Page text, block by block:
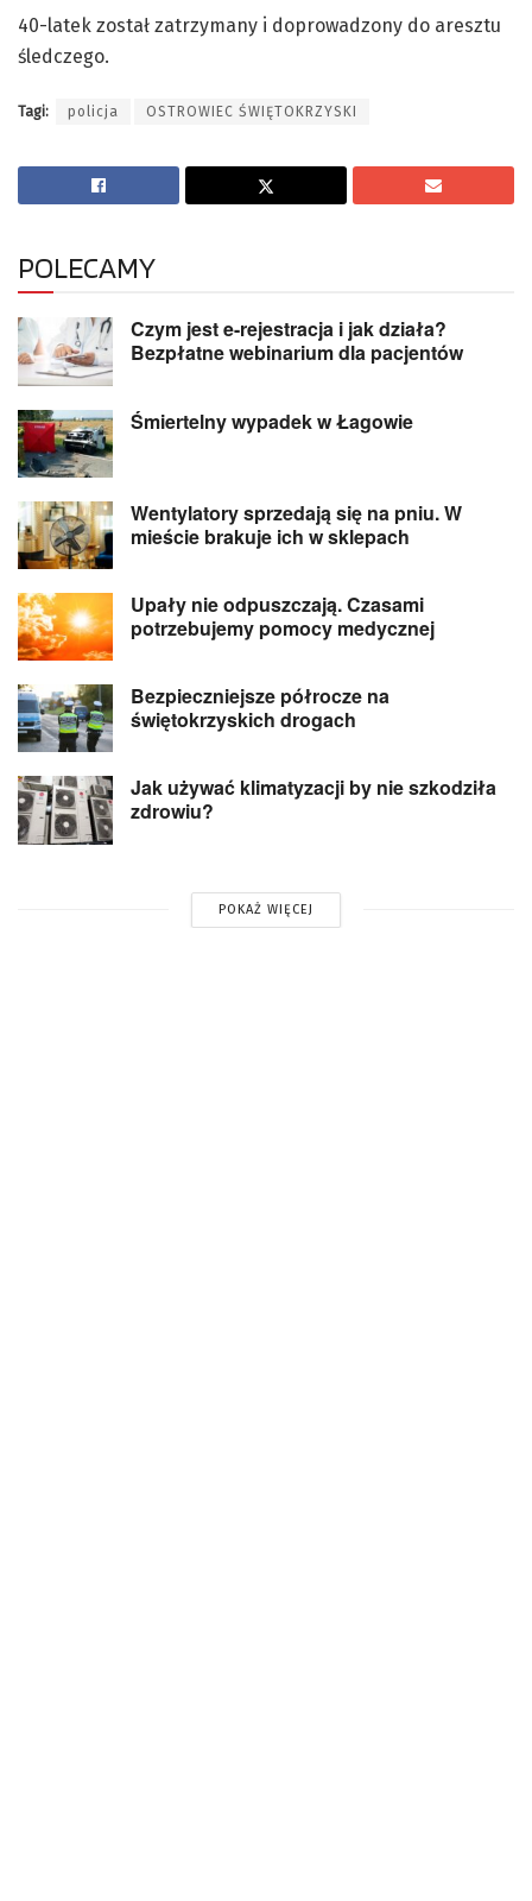
40-latek został zatrzymany i doprowadzony do aresztu
śledczego.
Tagi: policja OSTROWIEC ŚWIĘTOKRZYSKI
POLECAMY
Czym jest e-rejestracja i jak działa?
Bezpłatne webinarium dla pacjentów
Śmiertelny wypadek w Łagowie
Wentylatory sprzedają się na pniu. W
mieście brakuje ich w sklepach
Upały nie odpuszczają. Czasami
potrzebujemy pomocy medycznej
Bezpieczniejsze półrocze na
świętokrzyskich drogach
Jak używać klimatyzacji by nie szkodziła
zdrowiu?
POKAŻ WIĘCEJ